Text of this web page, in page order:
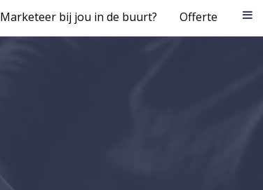
Marketeer bij jou in de buurt? Offerte